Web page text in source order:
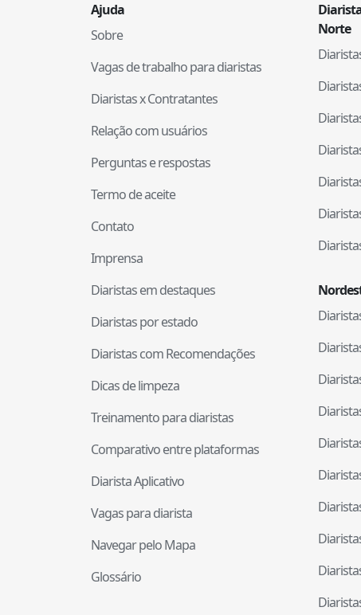
Ajuda
Sobre
Vagas de trabalho para diaristas
Diaristas x Contratantes
Relação com usuários
Perguntas e respostas
Termo de aceite
Contato
Imprensa
Diaristas em destaques
Diaristas por estado
Diaristas com Recomendações
Dicas de limpeza
Treinamento para diaristas
Comparativo entre plataformas
Diarista Aplicativo
Vagas para diarista
Navegar pelo Mapa
Glossário
Norte